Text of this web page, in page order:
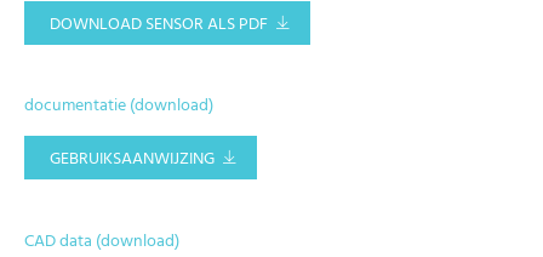
DOWNLOAD SENSOR ALS PDF
documentatie (download)
GEBRUIKSAANWIJZING
CAD data (download)